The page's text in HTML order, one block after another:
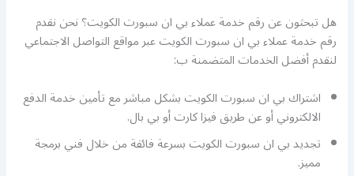
هل تبحثون عن رقم خدمة عملاء بي ان سبورت الكويت؟ نحن نقدم
رقم خدمة عملاء بي ان سبورت الكويت عبر مواقع التواصل الاجتماعي
لنقدم أفضل الخدمات المتضمنة ب:
اشتراك بي ان سبورت الكويت بشكل مباشر مع تأمين خدمة الدفع
الالكتروني أو عن طريق فيزا كارت أو بي بال.
تجديد بي ان سبورت الكويت بسرعة فائقة من خلال فني برمجة
مميز.